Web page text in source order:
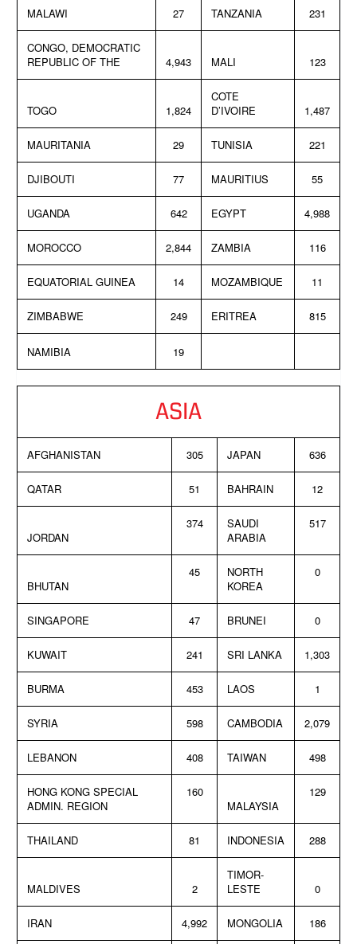
MALAWI 27 TANZANIA 231
CONGO, DEMOCRATIC
REPUBLIC OF THE
4,943 MALI 123
TOGO 1,824
COTE
D’IVOIRE
1,487
MAURITANIA 29 TUNISIA 221
DJIBOUTI 77 MAURITIUS 55
UGANDA 642 EGYPT 4,988
MOROCCO 2,844 ZAMBIA 116
EQUATORIAL GUINEA 14 MOZAMBIQUE 11
ZIMBABWE 249 ERITREA 815
NAMIBIA 19
ASIA
AFGHANISTAN 305 JAPAN 636
QATAR 51 BAHRAIN 12
JORDAN
374
SAUDI
ARABIA
517
BHUTAN
45
NORTH
KOREA
0
SINGAPORE 47 BRUNEI 0
KUWAIT 241 SRI LANKA 1,303
BURMA 453 LAOS 1
SYRIA 598 CAMBODIA 2,079
LEBANON 408 TAIWAN 498
HONG KONG SPECIAL
ADMIN. REGION
160
MALAYSIA
129
THAILAND 81 INDONESIA 288
MALDIVES 2
TIMOR-
LESTE
0
IRAN 4,992 MONGOLIA 186